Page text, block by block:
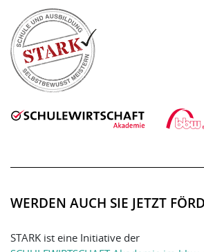
WERDEN AUCH SIE JETZT
STARK ist eine Initiative der